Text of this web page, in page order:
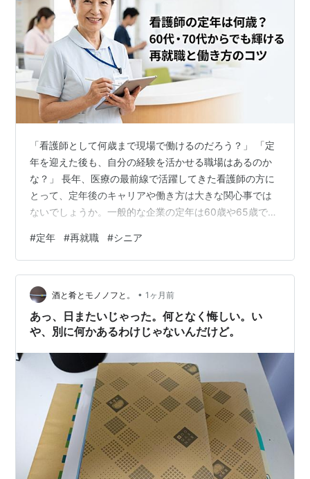
「看護師として何歳まで現場で働けるのだろう？」 「定
年を迎えた後も、自分の経験を活かせる職場はあるのか
な？」 長年、医療の最前線で活躍してきた看護師の方に
とって、定年後のキャリアや働き方は大きな関心事では
ないでしょうか。一般的な企業の定年は60歳や65歳です
活躍している方が数多く存在します。 本記事では、看護
師の定年事情から、60代・70代、さらには80代になって
も活躍できる理由、そしてシニア世代におすすめの再就
職先や働き方について詳しく解説します。今後のライフ
プランを考える上での参考にしてください。 看護師の定
年は基本「60歳」。しかし現役は…
#定年 #再就職 #シニア
酒と肴とモノノフと。 • 1ヶ月前
あっ、日またいじゃった。何となく悔しい。い
や、別に何かあるわけじゃないんだけど。